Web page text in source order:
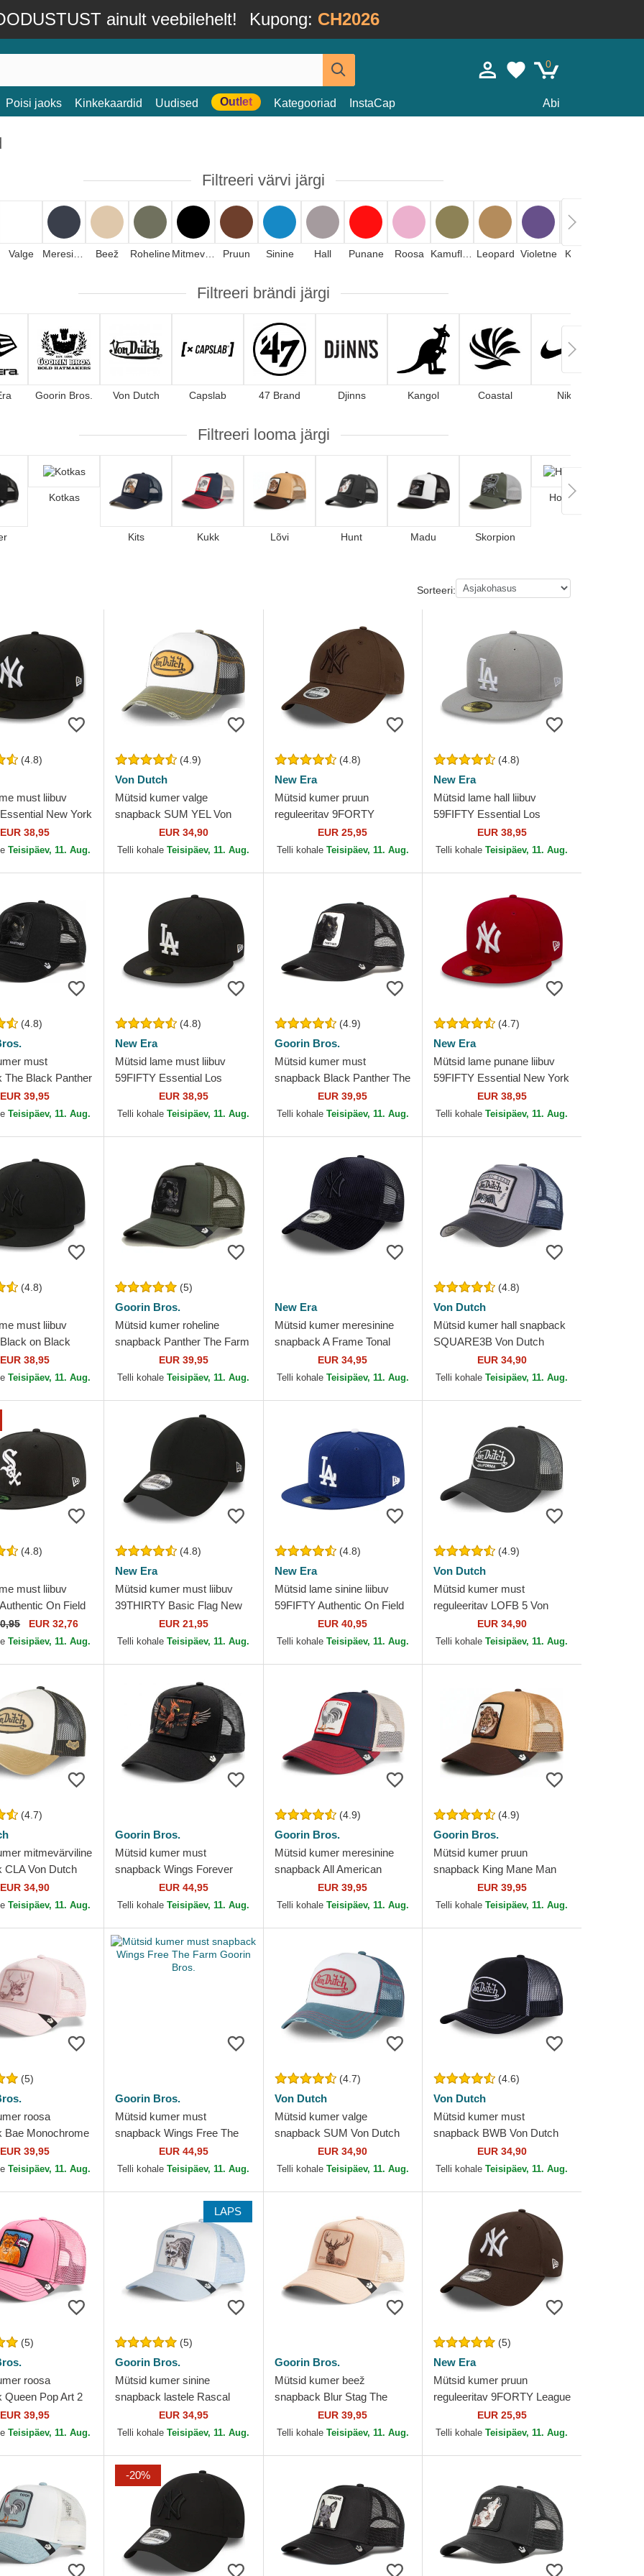
ainult veebilehelt! Kupong: CH2026
0
Poisi jaoks Kinkekaardid Uudised Outlet Kategooriad InstaCap Abi
Filtreeri värvi järgi
Valge Beež Roheline Pruun Sinine Hall Punane Roosa Leopard Violetne Kollane
Filtreeri brändi järgi
Goorin Bros. Von Dutch Capslab 47 Brand Djinns Kangol Coastal Nike
Filtreeri looma järgi
Kotkas
Kits Kukk Lõvi Hunt Madu Skorpion
Hobune
Sorteeri:
(4.8)
must liibuv
New York
New Era
EUR 38,95
Teisipäev, 11. Aug.
(4.9)
Von Dutch
Mütsid kumer valge
snapback SUM YEL Von
EUR 34,90
Telli kohaleTeisipäev, 11. Aug.
(4.8)
New Era
Mütsid kumer pruun
reguleeritav 9FORTY
League Essential New York
Yankees MLB New Era
EUR 25,95
Telli kohale Teisipäev, 11. Aug.
(4.8)
New Era
Mütsid lame hall liibuv
59FIFTY Essential Los
Angeles Dodgers MLB New
Era
EUR 38,95
Telli kohaleTeisipäev, 11. Aug.
(4.8)
must
The Black Panther
The Farm
EUR 39,95
Teisipäev, 11. Aug.
(4.8)
New Era
Mütsid lame must liibuv
59FIFTY Essential Los
Angeles Dodgers MLB New
Era
EUR 38,95
Telli kohaleTeisipäev, 11. Aug.
(4.9)
Goorin Bros.
Mütsid kumer must
snapback Black Panther The
Farm Goorin Bros.
EUR 39,95
Telli kohale Teisipäev, 11. Aug.
(4.7)
New Era
Mütsid lame punane liibuv
59FIFTY Essential New York
Yankees MLB New Era
EUR 38,95
Telli kohaleTeisipäev, 11. Aug.
(4.8)
must liibuv
on Black
Yankees MLB
EUR 38,95
Teisipäev, 11. Aug.
(5)
Goorin Bros.
Mütsid kumer roheline
snapback Panther The Farm
Goorin Bros.EUR 39,95
Telli kohaleTeisipäev, 11. Aug.
New Era
Mütsid kumer meresinine
snapback A Frame Tonal
Cord New York Yankees
MLB New Era
EUR 34,95
Telli kohale Teisipäev, 11. Aug.
(4.8)
Von Dutch
Mütsid kumer hall snapback
SQUARE3B Von Dutch
EUR 34,90
Telli kohaleTeisipäev, 11. Aug.
(4.8)
must liibuv
On Field
White Sox
Era
EUR 32,76
Teisipäev, 11. Aug.
(4.8)
New Era
Mütsid kumer must liibuv
39THIRTY Basic Flag New
EUR 21,95
Telli kohaleTeisipäev, 11. Aug.
(4.8)
New Era
Mütsid lame sinine liibuv
59FIFTY Authentic On Field
Game Los Angeles Dodgers
MLB New Era
EUR 40,95
Telli kohale Teisipäev, 11. Aug.
(4.9)
Von Dutch
Mütsid kumer must
reguleeritav LOFB 5 Von
EUR 34,90
Telli kohaleTeisipäev, 11. Aug.
(4.7)
mitmevärviline
CLA Von Dutch
EUR 34,90
Teisipäev, 11. Aug.
Goorin Bros.
Mütsid kumer must
snapback Wings Forever
The Farm Goorin Bros.
EUR 44,95
Telli kohaleTeisipäev, 11. Aug.
(4.9)
Goorin Bros.
Mütsid kumer meresinine
snapback All American
Rooster The Farm Goorin
Bros.
EUR 39,95
Telli kohale Teisipäev, 11. Aug.
(4.9)
Goorin Bros.
Mütsid kumer pruun
snapback King Mane Man
The Farm Goorin Bros.
EUR 39,95
Telli kohaleTeisipäev, 11. Aug.
(5)
roosa
Bae Monochrome
Goorin Bros.
EUR 39,95
Teisipäev, 11. Aug.
Goorin Bros.
Mütsid kumer must
snapback Wings Free The
Farm Goorin Bros.
EUR 44,95
Telli kohaleTeisipäev, 11. Aug.
(4.7)
Von Dutch
Mütsid kumer valge
snapback SUM Von Dutch
EUR 34,90
Telli kohale Teisipäev, 11. Aug.
(4.6)
Von Dutch
Mütsid kumer must
snapback BWB Von Dutch
EUR 34,90
Telli kohaleTeisipäev, 11. Aug.
(5)
roosa
Queen Pop Art 2
Goorin Bros.
EUR 39,95
Teisipäev, 11. Aug.
LAPS
(5)
Goorin Bros.
Mütsid kumer sinine
snapback lastele Rascal
Raccoon Mini The Farm
Goorin Bros.
EUR 34,95
Telli kohaleTeisipäev, 11. Aug.
Goorin Bros.
Mütsid kumer beež
snapback Blur Stag The
Farm Goorin Bros.
EUR 39,95
Telli kohale Teisipäev, 11. Aug.
(5)
New Era
Mütsid kumer pruun
reguleeritav 9FORTY League
Essential New York Yankees
MLB New Era
EUR 25,95
Telli kohaleTeisipäev, 11. Aug.
-20%